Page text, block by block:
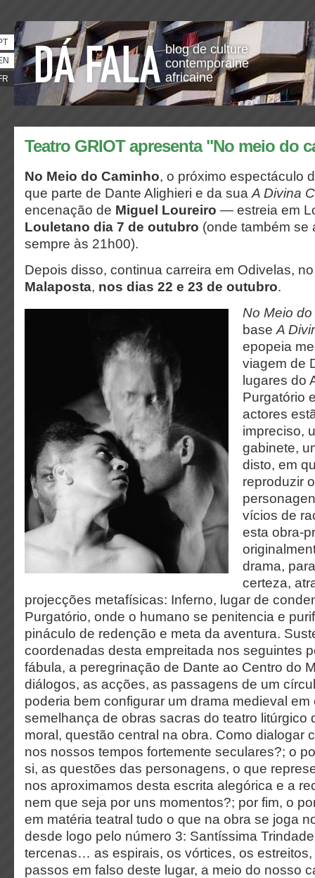
blog de culture
contemporaine
africaine
Teatro GRIOT apresenta "No meio do
No Meio do Caminho, o próximo espectáculo
que parte de Dante Alighieri e da sua A Divina
encenação de Miguel Loureiro — estreia em
Louletano dia 7 de outubro (onde também se
sempre às 21h00).
Depois disso, continua carreira em Odivelas,
Malaposta, nos dias 22 e 23 de outubro.
No Meio
base A
epopeia
viagem de
lugares do
Purgatório
actores
impreciso,
gabinete,
disto, em
reproduzir
vícios de
esta obra-
drama,
certeza,
projecções metafísicas: Inferno, lugar de
Purgatório, onde o humano se penitencia e
pináculo de redenção e meta da aventura.
coordenadas desta empreitada nos seguintes
fábula, a peregrinação de Dante ao Centro do
diálogos, as acções, as passagens de um
poderia bem configurar um drama medieval em
semelhança de obras sacras do teatro litúrgico
moral, questão central na obra. Como dialogar
nos nossos tempos fortemente seculares?; o
si, as questões das personagens, o que
nos aproximamos desta escrita alegórica e a
nem que seja por uns momentos?; por fim, o
em matéria teatral tudo o que na obra se joga
desde logo pelo número 3: Santíssima
tercenas… as espirais, os vórtices, os
passos em falso deste lugar, a meio do nosso